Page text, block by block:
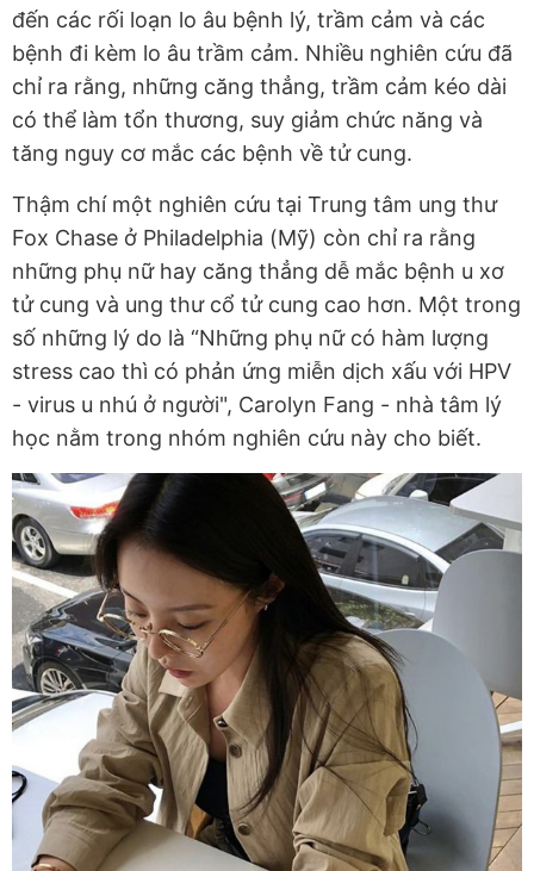
đến các rối loạn lo âu bệnh lý, trầm cảm và các
bệnh đi kèm lo âu trầm cảm. Nhiều nghiên cứu đã
chỉ ra rằng, những căng thẳng, trầm cảm kéo dài
có thể làm tổn thương, suy giảm chức năng và
tăng nguy cơ mắc các bệnh về tử cung.
Thậm chí một nghiên cứu tại Trung tâm ung thư
Fox Chase ở Philadelphia (Mỹ) còn chỉ ra rằng
những phụ nữ hay căng thẳng dễ mắc bệnh u xơ
tử cung và ung thư cổ tử cung cao hơn. Một trong
số những lý do là “Những phụ nữ có hàm lượng
stress cao thì có phản ứng miễn dịch xấu với HPV
- virus u nhú ở người", Carolyn Fang - nhà tâm lý
học nằm trong nhóm nghiên cứu này cho biết.